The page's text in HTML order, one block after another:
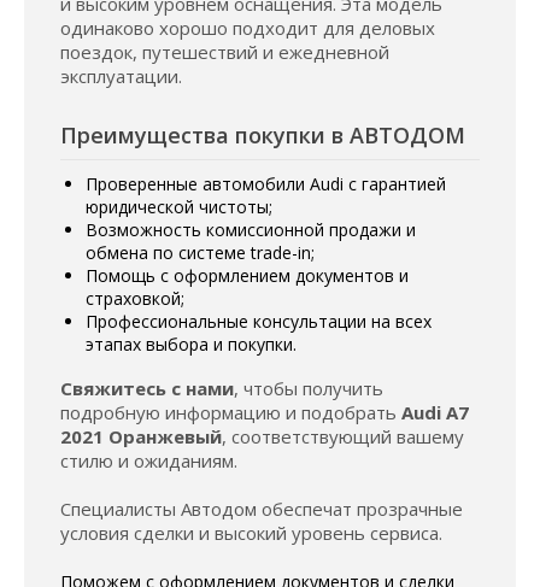
одинаково хорошо подходит для деловых
поездок, путешествий и ежедневной
эксплуатации.
Преимущества покупки в АВТОДОМ
Проверенные автомобили Audi с гарантией
юридической чистоты;
Возможность комиссионной продажи и
обмена по системе trade-in;
Помощь с оформлением документов и
страховкой;
Профессиональные консультации на всех
этапах выбора и покупки.
Свяжитесь с нами, чтобы получить
подробную информацию и подобрать Audi A7
2021 Оранжевый, соответствующий вашему
стилю и ожиданиям.
Специалисты Автодом обеспечат прозрачные
условия сделки и высокий уровень сервиса.
Поможем с оформлением документов и сделки